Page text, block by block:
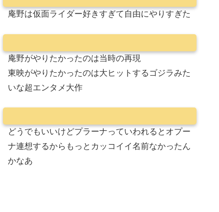
庵野は仮面ライダー好きすぎて自由にやりすぎた
庵野がやりたかったのは当時の再現
東映がやりたかったのは大ヒットするゴジラみた
いな超エンタメ大作
どうでもいいけどプラーナっていわれるとオプー
ナ連想するからもっとカッコイイ名前なかったん
かなあ